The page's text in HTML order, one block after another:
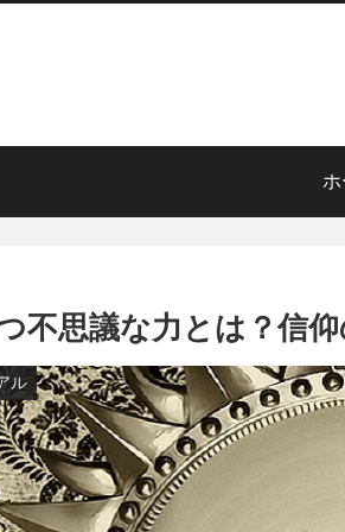
不思議な力とは？信
ル